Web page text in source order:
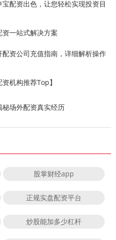
配资出色，让您轻松实现投资目
一站式解决方案
资公司充值指南，详细解析操作
机构推荐Top】
场外配资真实经历
股掌财经app
正规实盘配资平台
炒股能加多少杠杆